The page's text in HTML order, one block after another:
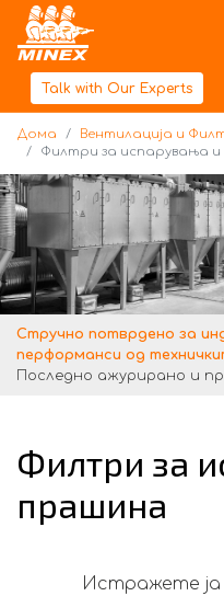
Talk with Our Experts
Дома
Вентилација и
Филтри за испарувања
Филтри за
прашина
Стручнo потврдено за
перформанси од
Последно ажурирано и
Истражете